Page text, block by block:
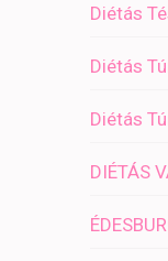
Diétás
Diétás
Diétás
DIÉTÁS